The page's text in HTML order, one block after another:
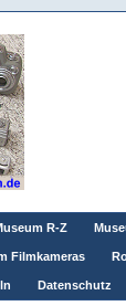
R-Z
Filmkameras
Datenschutz